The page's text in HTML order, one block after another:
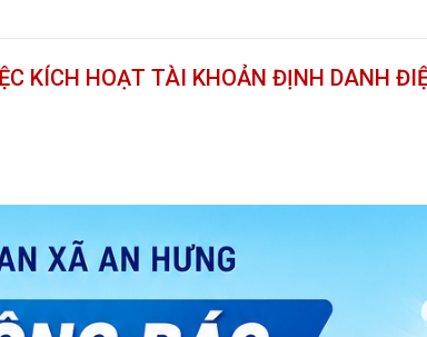
KÍCH HOẠT TÀI KHOẢN ĐỊNH DANH